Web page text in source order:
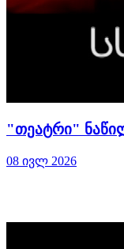
"თეატრი"
08 ივლ 2026